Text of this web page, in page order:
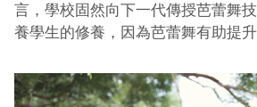
言，學校固然向下一代傳授芭蕾舞
養學生的修養，因為芭蕾舞有助提升